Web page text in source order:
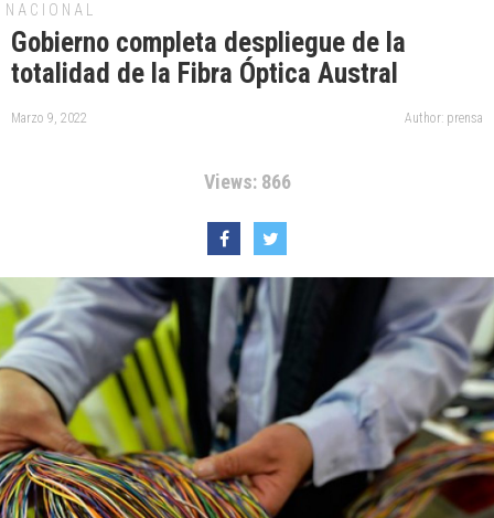
NACIONAL
Gobierno completa despliegue de la
totalidad de la Fibra Óptica Austral
Marzo 9, 2022 Author: prensa
Views: 866